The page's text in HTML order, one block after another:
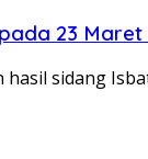
23 Maret
sidang